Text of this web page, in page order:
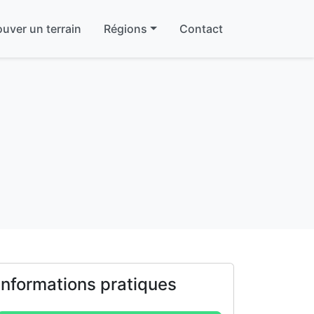
un terrain Régions Contact
pratiques